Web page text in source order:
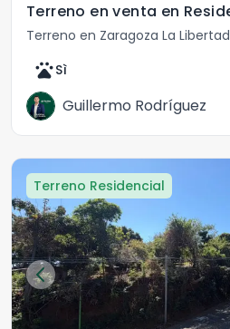
Terreno en Zaragoza La Libertad
petsSì
Guillermo Rodríguez
Terreno Residencial